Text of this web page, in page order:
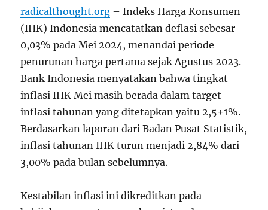
radicalthought.org – Indeks Harga Konsumen
(IHK) Indonesia mencatatkan deflasi sebesar
0,03% pada Mei 2024, menandai periode
penurunan harga pertama sejak Agustus 2023.
Bank Indonesia menyatakan bahwa tingkat
inflasi IHK Mei masih berada dalam target
inflasi tahunan yang ditetapkan yaitu 2,5±1%.
Berdasarkan laporan dari Badan Pusat Statistik,
inflasi tahunan IHK turun menjadi 2,84% dari
3,00% pada bulan sebelumnya.
Kestabilan inflasi ini dikreditkan pada